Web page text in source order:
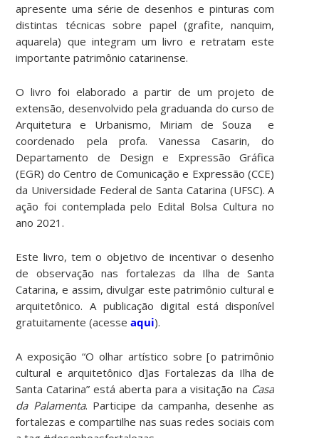
apresente uma série de desenhos e pinturas com
distintas técnicas sobre papel (grafite, nanquim,
aquarela) que integram um livro e retratam este
importante patrimônio catarinense.
O livro foi elaborado a partir de um projeto de
extensão, desenvolvido pela graduanda do curso de
Arquitetura e Urbanismo, Miriam de Souza e
coordenado pela profa. Vanessa Casarin, do
Departamento de Design e Expressão Gráfica
(EGR) do Centro de Comunicação e Expressão (CCE)
da Universidade Federal de Santa Catarina (UFSC). A
ação foi contemplada pelo Edital Bolsa Cultura no
ano 2021.
Este livro, tem o objetivo de incentivar o desenho
de observação nas fortalezas da Ilha de Santa
Catarina, e assim, divulgar este patrimônio cultural e
arquitetônico. A publicação digital está disponível
gratuitamente (acesseaqui).
A exposição “O olhar artístico sobre [o patrimônio
cultural e arquitetônico d]as Fortalezas da Ilha de
Santa Catarina” está aberta para a visitação na Casa
da Palamenta. Participe da campanha, desenhe as
fortalezas e compartilhe nas suas redes sociais com